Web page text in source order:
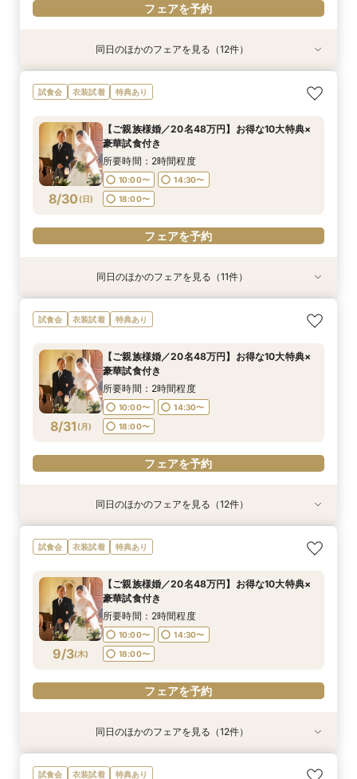
フェアを予約
衣装試着 特典あり
8/29 (土 )
【ご家族婚／10名38万円】お得な10大特典×豪
華試食付き
10:00〜
18:00〜
フェアを予約
衣装試着 特典あり
8/29 (土 )
【フォト婚／衣裳込13万円】お得な10大特典×豪
華試食付きも
10:00〜
18:00〜
フェアを予約
衣装試着 特典あり
8/29 (土 )
【パパママ婚／10名38万円】お得な10大特典×
豪華試食付き
10:00〜
18:00〜
フェアを予約
衣装試着 特典あり
8/29 (土 )
【お得な宿泊プレゼントプラン】10大特典×少人
数×試食付き
10:00〜
18:00〜
フェアを予約
衣装試着 特典あり
8/29 (土 )
【会費婚／50名様40万円／2部制も可】お得な
特典×試食付き
10:00〜
18:00〜
フェアを予約
衣装試着
8/29 (土 )
【和婚＆神社婚／20名48万円】お得な10大特典
×豪華試食
10:00〜
18:00〜
フェアを予約
衣装試着 特典あり
8/29 (土 )
【五社神社婚／100万相当がお得に】10大特典×
豪華試食
10:00〜
18:00〜
フェアを予約
衣装試着 特典あり
8/29 (土 )
【コスパ婚／30名様100万円OFF】10大特典＆豪
華試食
10:00〜
18:00〜
フェアを予約
衣装試着 特典あり
8/29 (土 )
【挙式＋写真婚／25万円から】お得な10大特典×
豪華試食付き
10:00〜
18:00〜
フェアを予約
衣装試着 特典あり
8/29 (土 )
【オンライン相談OK！】ご自宅で完結相談×10
大特典
18:00〜
フェアを予約
衣装試着 特典あり
8/29 (土 )
【リニューアル記念！】10大特典×豪華3万円試
食付フェア
10:00〜
19:00〜
フェアを予約
衣装試着 特典あり
8/29 (土 )
【土・祝日限定】Amazon１万円×試食◆リ
ニューアル記念◆
10:00〜
19:00〜
フェアを予約
同日のほかのフェアを見る（12件）
試食会 衣装試着 特典あり
8/30 (日)
【ご親族様婚／20名48万円】お得な10大特典×
豪華試食付き
所要時間：2時間程度
10:00〜
14:30〜
18:00〜
フェアを予約
衣装試着 特典あり
8/30 (日 )
【ご家族婚／10名38万円】お得な10大特典×豪
華試食付き
10:00〜
18:00〜
フェアを予約
衣装試着 特典あり
8/30 (日 )
【フォト婚／衣裳込13万円】お得な10大特典×豪
華試食付きも
10:00〜
18:00〜
フェアを予約
衣装試着 特典あり
8/30 (日 )
【パパママ婚／10名38万円】お得な10大特典×
豪華試食付き
10:00〜
18:00〜
フェアを予約
衣装試着 特典あり
8/30 (日 )
【お得な宿泊プレゼントプラン】10大特典×少人
数×試食付き
10:00〜
18:00〜
フェアを予約
衣装試着 特典あり
8/30 (日 )
【会費婚／50名様40万円／2部制も可】お得な
特典×試食付き
10:00〜
18:00〜
フェアを予約
衣装試着
8/30 (日 )
【和婚＆神社婚／20名48万円】お得な10大特典
×豪華試食
10:00〜
18:00〜
フェアを予約
衣装試着 特典あり
8/30 (日 )
【五社神社婚／100万相当がお得に】10大特典×
豪華試食
10:00〜
18:00〜
フェアを予約
衣装試着 特典あり
8/30 (日 )
【コスパ婚／30名様100万円OFF】10大特典＆豪
華試食
10:00〜
18:00〜
フェアを予約
衣装試着 特典あり
8/30 (日 )
【挙式＋写真婚／25万円から】お得な10大特典×
豪華試食付き
10:00〜
18:00〜
フェアを予約
衣装試着 特典あり
8/30 (日 )
【オンライン相談OK！】ご自宅で完結相談×10
大特典
18:00〜
フェアを予約
衣装試着 特典あり
8/30 (日 )
【先着３組×日曜限定！】Amazon1万円×豪華３
万円試食付
10:00〜
19:00〜
フェアを予約
同日のほかのフェアを見る（11件）
試食会 衣装試着 特典あり
8/31 (月)
【ご親族様婚／20名48万円】お得な10大特典×
豪華試食付き
所要時間：2時間程度
10:00〜
14:30〜
18:00〜
フェアを予約
衣装試着 特典あり
8/31( 月 )
【ご家族婚／10名38万円】お得な10大特典×豪
華試食付き
10:00〜
18:00〜
フェアを予約
衣装試着 特典あり
8/31( 月 )
【フォト婚／衣裳込13万円】お得な10大特典×豪
華試食付きも
10:00〜
18:00〜
フェアを予約
衣装試着 特典あり
8/31( 月 )
【パパママ婚／10名38万円】お得な10大特典×
豪華試食付き
10:00〜
18:00〜
フェアを予約
衣装試着 特典あり
8/31( 月 )
【お得な宿泊プレゼントプラン】10大特典×少人
数×試食付き
10:00〜
18:00〜
フェアを予約
衣装試着 特典あり
8/31( 月 )
【会費婚／50名様40万円／2部制も可】お得な
特典×試食付き
10:00〜
18:00〜
フェアを予約
衣装試着
8/31( 月 )
【和婚＆神社婚／20名48万円】お得な10大特典
×豪華試食
10:00〜
18:00〜
フェアを予約
衣装試着 特典あり
8/31( 月 )
【五社神社婚／100万相当がお得に】10大特典×
豪華試食
10:00〜
18:00〜
フェアを予約
衣装試着 特典あり
8/31( 月 )
【コスパ婚／30名様100万円OFF】10大特典＆豪
華試食
10:00〜
18:00〜
フェアを予約
衣装試着 特典あり
8/31( 月 )
【挙式＋写真婚／25万円から】お得な10大特典×
豪華試食付き
10:00〜
18:00〜
フェアを予約
衣装試着 特典あり
8/31( 月 )
【平日見学限定】宿泊プレゼントプラン×10大特
典×豪華試食
10:00〜
14:00〜
16:00〜
18:00〜
衣装試着 特典あり
8/31( 月 )
【オンライン相談OK！】ご自宅で完結相談×10
大特典
18:00〜
フェアを予約
衣装試着 特典あり
8/31( 月 )
【仕事帰り×贅沢試食】平日夜のよくばり見学＆
10大特典フェア
17:00〜
19:00〜
フェアを予約
同日のほかのフェアを見る（12件）
試食会 衣装試着 特典あり
9/3(木)
【ご親族様婚／20名48万円】お得な10大特典×
豪華試食付き
所要時間：2時間程度
10:00〜
14:30〜
18:00〜
フェアを予約
衣装試着 特典あり
【ご家族婚／10名38万円】お得な10大特典×豪
衣装試着 特典あり
【フォト婚／衣裳込13万円】お得な10大特典×豪
衣装試着 特典あり
【パパママ婚／10名38万円】お得な10大特典×
衣装試着 特典あり
【お得な宿泊プレゼントプラン】10大特典×少人
衣装試着 特典あり
【会費婚／50名様40万円／2部制も可】お得な
衣装試着
【和婚＆神社婚／20名48万円】お得な10大特典
衣装試着 特典あり
【五社神社婚／100万相当がお得に】10大特典×
衣装試着 特典あり
【コスパ婚／30名様100万円OFF】10大特典＆豪
衣装試着 特典あり
【挙式＋写真婚／25万円から】お得な10大特典×
衣装試着 特典あり
【平日見学限定】宿泊プレゼントプラン×10大特
衣装試着 特典あり
【オンライン相談OK！】ご自宅で完結相談×10
衣装試着 特典あり
【仕事帰り×贅沢試食】平日夜のよくばり見学＆
同日のほかのフェアを見る（12件）
試食会 衣装試着 特典あり